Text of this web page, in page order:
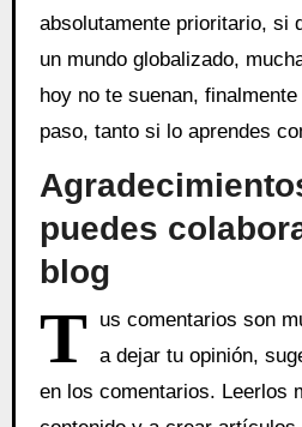
absolutamente prioritario, si
un mundo globalizado,
hoy no te suenan,
paso, tanto si lo aprendes
puedes
blog
T
us comentarios son
a dejar tu opinión,
en los comentarios. Leerlos